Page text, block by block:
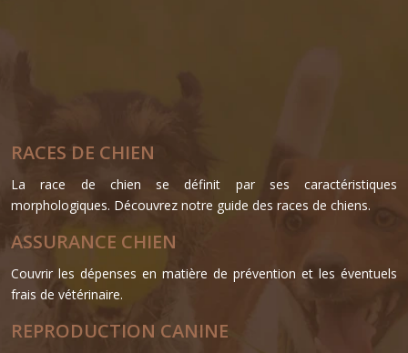
RACES DE CHIEN
La race de chien se définit par ses caractéristiques
morphologiques. Découvrez notre guide des races de chiens.
ASSURANCE CHIEN
Couvrir les dépenses en matière de prévention et les éventuels
frais de vétérinaire.
REPRODUCTION CANINE